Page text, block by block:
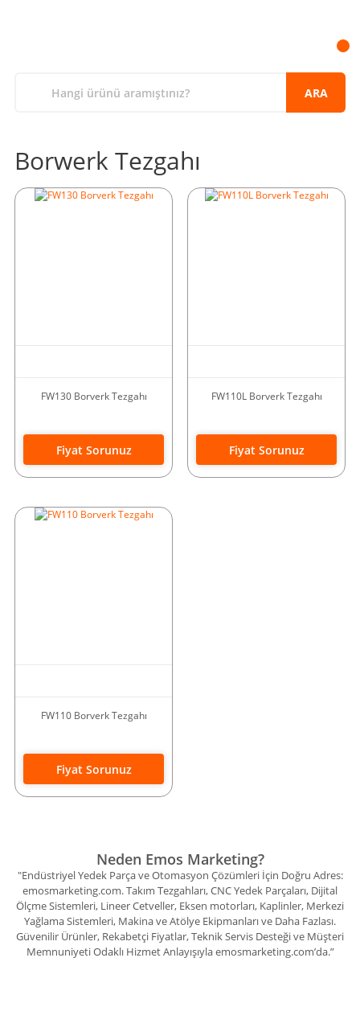
ARA
Borwerk Tezgahı
FW130 Borverk Tezgahı
Fiyat Sorunuz
FW110L Borverk Tezgahı
Fiyat Sorunuz
FW110 Borverk Tezgahı
Fiyat Sorunuz
Neden Emos Marketing?
"Endüstriyel Yedek Parça ve Otomasyon Çözümleri İçin Doğru Adres:
emosmarketing.com. Takım Tezgahları, CNC Yedek Parçaları, Dijital
Ölçme Sistemleri, Lineer Cetveller, Eksen motorları, Kaplinler, Merkezi
Yağlama Sistemleri, Makina ve Atölye Ekipmanları ve Daha Fazlası.
Güvenilir Ürünler, Rekabetçi Fiyatlar, Teknik Servis Desteği ve Müşteri
Memnuniyeti Odaklı Hizmet Anlayışıyla emosmarketing.com’da.”